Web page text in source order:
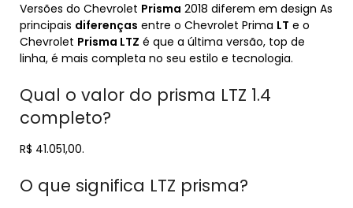
Versões do Chevrolet Prisma 2018 diferem em design As
principais diferenças entre o Chevrolet Prima LT e o
Chevrolet Prisma LTZ é que a última versão, top de
linha, é mais completa no seu estilo e tecnologia.
Qual o valor do prisma LTZ 1.4
completo?
R$ 41.051,00.
O que significa LTZ prisma?